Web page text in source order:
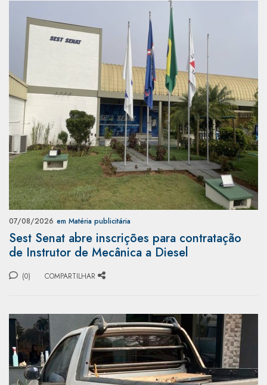
07/08/2026 em Matéria publicitária
Sest Senat abre inscrições para contratação
de Instrutor de Mecânica a Diesel
(0) COMPARTILHAR